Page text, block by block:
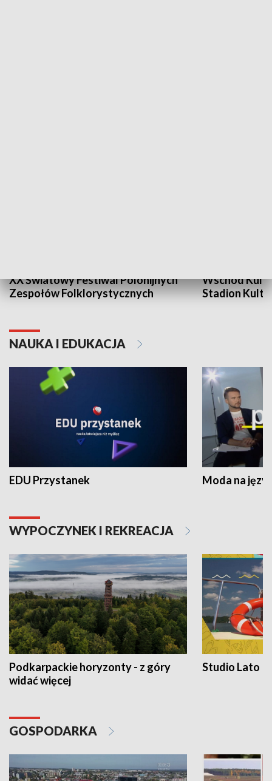
XX Światowy Festiwal Polonijnych
Zespołów Folklorystycznych
Wschód
Stadion
NAUKA I EDUKACJA
EDU Przystanek Moda na
WYPOCZYNEK I REKREACJA
Podkarpackie horyzonty - z góry
widać więcej
Studio Lato
GOSPODARKA